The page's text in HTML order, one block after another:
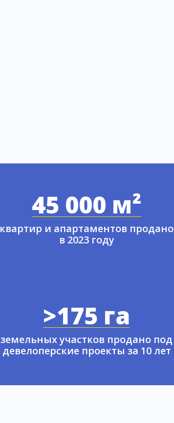
45 000 м²
квартир и апартаментов продано
в 2023 году
>175 га
земельных участков продано под
девелоперские проекты за 10 лет